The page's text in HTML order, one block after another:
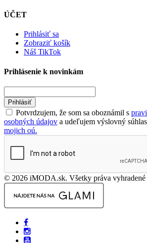
ÚČET
Prihlásiť sa
Zobraziť košík
Náš TikTok
Prihlásenie k novinkám
Prihlásiť
Potvrdzujem, že som sa oboznámil s
osobných údajov a udeľujem výslovný
mojich oú.
© 2026 iMODA.sk. Všetky práva vyhradené